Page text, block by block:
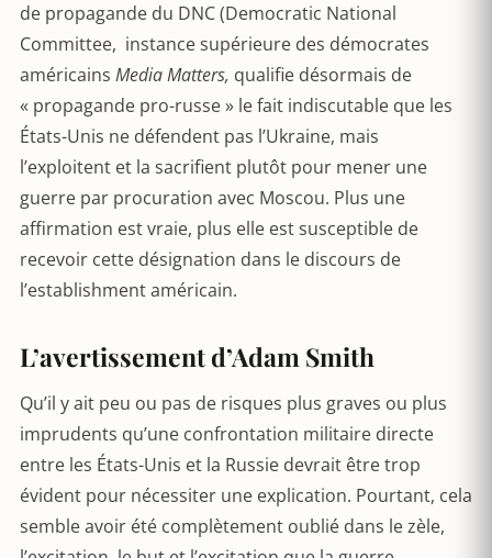
de propagande du DNC (Democratic National
Committee, instance supérieure des démocrates
américains Media Matters, qualifie désormais de
« propagande pro-russe » le fait indiscutable que les
États-Unis ne défendent pas l’Ukraine, mais
l’exploitent et la sacrifient plutôt pour mener une
guerre par procuration avec Moscou. Plus une
affirmation est vraie, plus elle est susceptible de
recevoir cette désignation dans le discours de
l’establishment américain.
L’avertissement d’Adam Smith
Qu’il y ait peu ou pas de risques plus graves ou plus
imprudents qu’une confrontation militaire directe
entre les États-Unis et la Russie devrait être trop
évident pour nécessiter une explication. Pourtant, cela
semble avoir été complètement oublié dans le zèle,